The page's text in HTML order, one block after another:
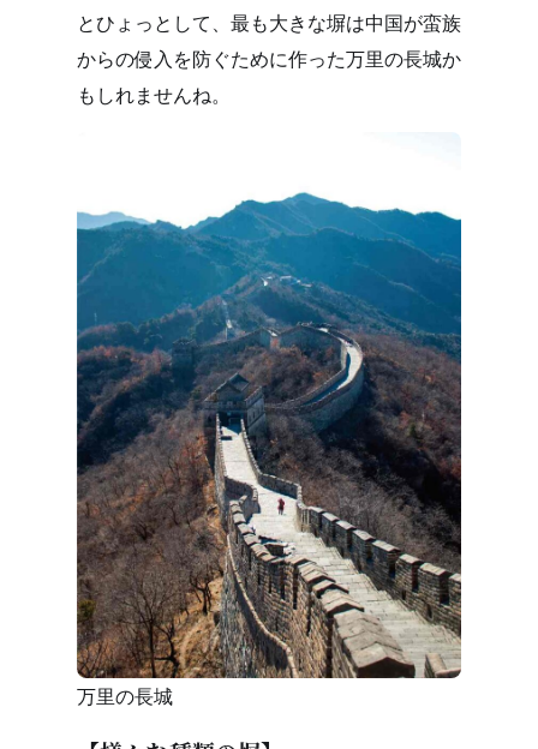
とひょっとして、最も大きな塀は中国が蛮族
からの侵入を防ぐために作った万里の長城か
もしれませんね。
万里の長城